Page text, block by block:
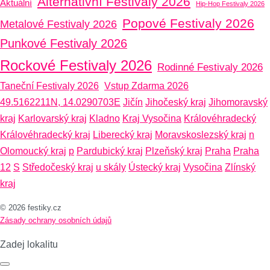
Aktuální Hip-Hop Festivaly 2026
Metalové Festivaly 2026 Popové Festivaly 2026
Punkové Festivaly 2026
Rockové Festivaly 2026 Rodinné Festivaly 2026
Taneční Festivaly 2026 Vstup Zdarma 2026
49.5162211N, 14.0290703E Jičín Jihočeský kraj Jihomoravský
kraj Karlovarský kraj Kladno Kraj Vysočina Královéhradecký
Královéhradecký kraj Liberecký kraj Moravskoslezský kraj n
Olomoucký kraj p Pardubický kraj Plzeňský kraj Praha Praha
12 S Středočeský kraj u skály Ústecký kraj Vysočina Zlínský
kraj
© 2026 festiky.cz
Zásady ochrany osobních údajů
Zadej lokalitu